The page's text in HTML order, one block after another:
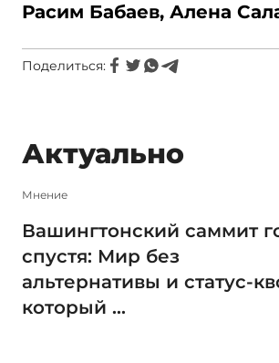
Расим Бабаев, Алена
Поделиться:
Актуально
Мнение
Вашингтонский саммит
спустя: Мир без
альтернативы и статус-
который ...